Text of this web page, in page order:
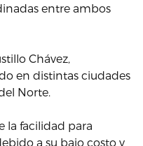
entre ambos
Chávez,
en distintas ciudades
Norte.
la facilidad para
a su bajo costo y